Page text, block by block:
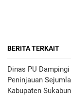
BERITA TERKAIT
Dinas PU
Peninjauan
Kabupaten